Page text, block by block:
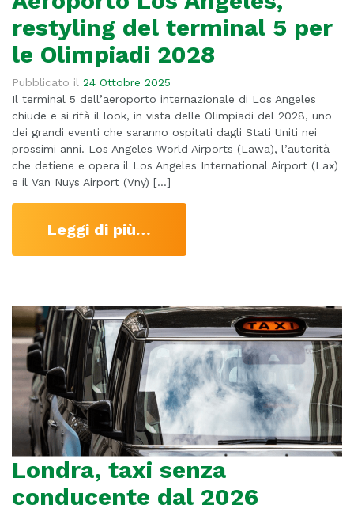
restyling del terminal 5 per
le Olimpiadi 2028
Pubblicato il 24 Ottobre 2025
Il terminal 5 dell’aeroporto internazionale di Los Angeles
chiude e si rifà il look, in vista delle Olimpiadi del 2028, uno
dei grandi eventi che saranno ospitati dagli Stati Uniti nei
prossimi anni. Los Angeles World Airports (Lawa), l’autorità
che detiene e opera il Los Angeles International Airport (Lax)
e il Van Nuys Airport (Vny) […]
Leggi di più…
Londra, taxi senza
conducente dal 2026